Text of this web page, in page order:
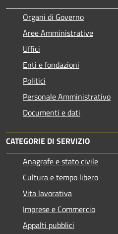
Organi di Governo
Aree Amministrative
Uffici
Enti e fondazioni
Politici
Personale Amministrativo
Documenti e dati
CATEGORIE DI SERVIZIO
Anagrafe e stato civile
Cultura e tempo libero
Vita lavorativa
Imprese e Commercio
Appalti pubblici